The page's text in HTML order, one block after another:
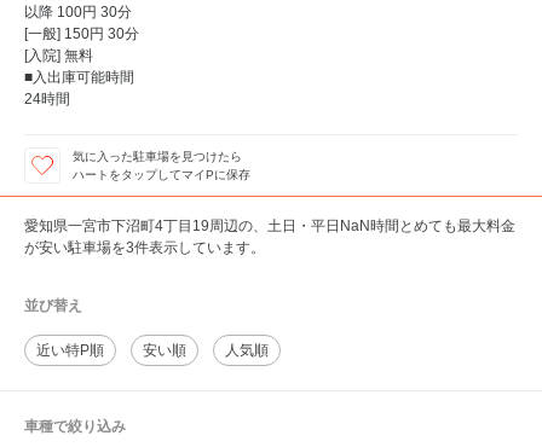
以降 100円 30分
[一般] 150円 30分
[入院] 無料
■入出庫可能時間
24時間
気に入った駐車場を見つけたら
ハートをタップしてマイPに保存
愛知県一宮市下沼町4丁目19周辺の、土日・平日NaN時間とめても最大料金
が安い駐車場を3件表示しています。
並び替え
近い特P順 安い順 人気順
車種で絞り込み